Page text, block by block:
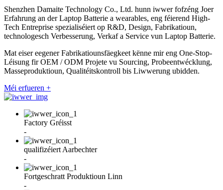
Shenzhen Damaite Technology Co., Ltd. hunn iwwer fofzéng Joer
Erfahrung an der Laptop Batterie a wearables, eng féierend High-
Tech Entreprise spezialiséiert op R&D, Design, Fabrikatioun,
technologesch Verbesserung, Verkaf a Service vun Laptop Batterie.
Mat eiser eegener Fabrikatiounsfäegkeet kënne mir eng One-Stop-
Léisung fir OEM / ODM Projete vu Sourcing, Probeentwécklung,
Masseproduktioun, Qualitéitskontroll bis Liwwerung ubidden.
Méi erfueren +
Factory Gréisst
-
qualifizéiert Aarbechter
-
Fortgeschratt Produktioun Linn
-